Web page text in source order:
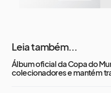
Leia também...
Álbum oficial da Copa do
colecionadores e mantém